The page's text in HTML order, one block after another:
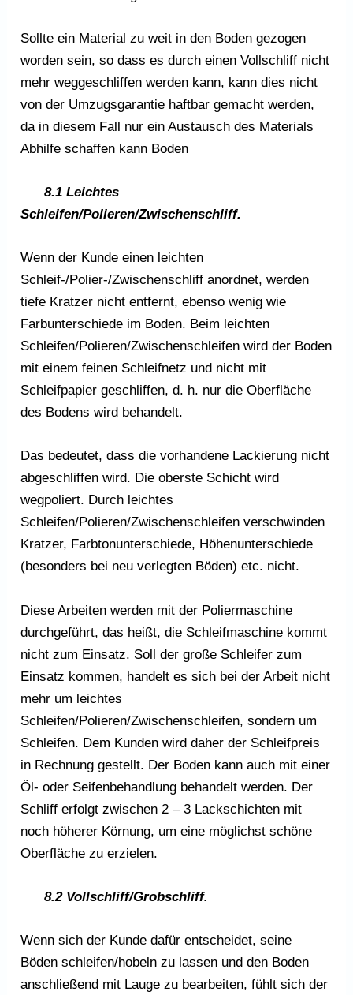
Sollte ein Material zu weit in den Boden gezogen
worden sein, so dass es durch einen Vollschliff nicht
mehr weggeschliffen werden kann, kann dies nicht
von der Umzugsgarantie haftbar gemacht werden,
da in diesem Fall nur ein Austausch des Materials
Abhilfe schaffen kann Boden
8.1 Leichtes
Schleifen/Polieren/Zwischenschliff.
Wenn der Kunde einen leichten
Schleif-/Polier-/Zwischenschliff anordnet, werden
tiefe Kratzer nicht entfernt, ebenso wenig wie
Farbunterschiede im Boden. Beim leichten
Schleifen/Polieren/Zwischenschleifen wird der Boden
mit einem feinen Schleifnetz und nicht mit
Schleifpapier geschliffen, d. h. nur die Oberfläche
des Bodens wird behandelt.
Das bedeutet, dass die vorhandene Lackierung nicht
abgeschliffen wird. Die oberste Schicht wird
wegpoliert. Durch leichtes
Schleifen/Polieren/Zwischenschleifen verschwinden
Kratzer, Farbtonunterschiede, Höhenunterschiede
(besonders bei neu verlegten Böden) etc. nicht.
Diese Arbeiten werden mit der Poliermaschine
durchgeführt, das heißt, die Schleifmaschine kommt
nicht zum Einsatz. Soll der große Schleifer zum
Einsatz kommen, handelt es sich bei der Arbeit nicht
mehr um leichtes
Schleifen/Polieren/Zwischenschleifen, sondern um
Schleifen. Dem Kunden wird daher der Schleifpreis
in Rechnung gestellt. Der Boden kann auch mit einer
Öl- oder Seifenbehandlung behandelt werden. Der
Schliff erfolgt zwischen 2 – 3 Lackschichten mit
noch höherer Körnung, um eine möglichst schöne
Oberfläche zu erzielen.
8.2 Vollschliff/Grobschliff.
Wenn sich der Kunde dafür entscheidet, seine
Böden schleifen/hobeln zu lassen und den Boden
anschließend mit Lauge zu bearbeiten, fühlt sich der